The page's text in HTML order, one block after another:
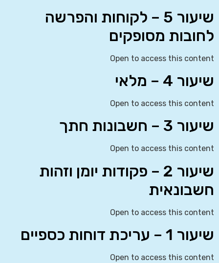
שיעור 5 – לקוחות והפרשה
לחובות מסופקים
Open to access this content
שיעור 4 – מלאי
Open to access this content
שיעור 3 – חשבונות חתך
Open to access this content
שיעור 2 – פקודות יומן וזהות
חשבונאית
Open to access this content
שיעור 1 – עריכת דוחות כספיים
Open to access this content